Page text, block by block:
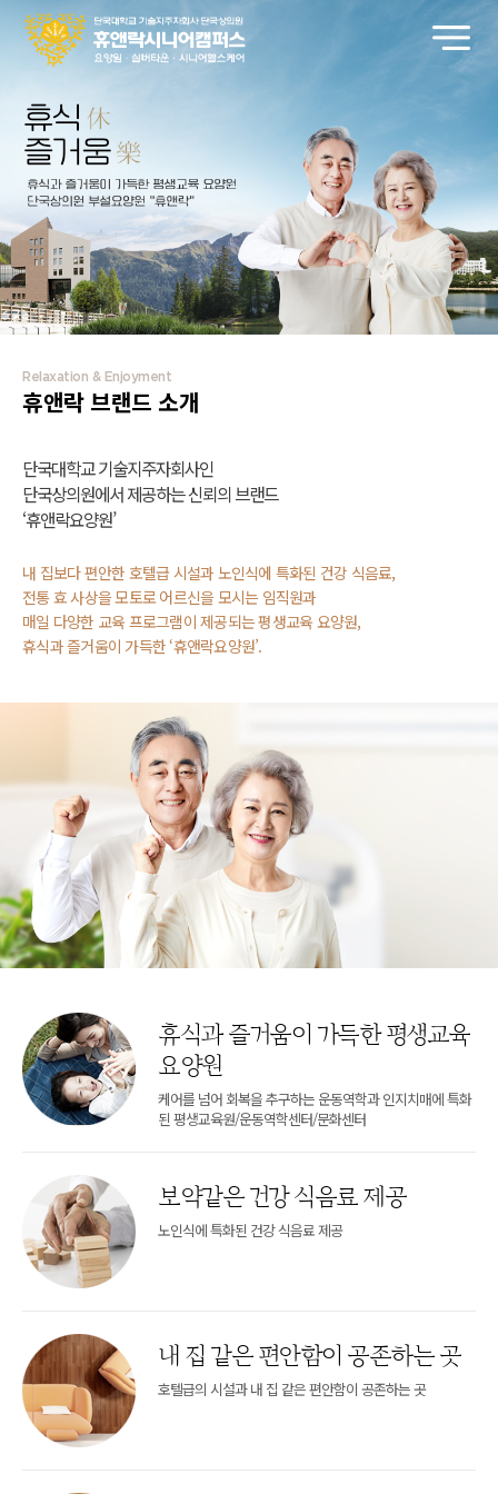
Relaxation & Enjoyment
휴앤락 브랜드 소개
단국대학교 기술지주자회사인
단국상의원에서 제공하는 신뢰의브랜드
‘휴앤락요양원’
내 집보다 편안한 호텔급 시설과 노인식에 특화된 건강 식음료,
전통 효 사상을 모토로 어르신을 모시는 임직원과
매일 다양한 교육 프로그램이 제공되는 평생교육 요양원,
휴식과 즐거움이 가득한 ‘휴앤락요양원’.
휴식과 즐거움이 가득한 평생교육
요양원
케어를 넘어 회복을 추구하는 운동역학과 인지치매에 특화
된 평생교육원/운동역학센터/문화센터
보약같은 건강 식음료 제공
노인식에 특화된 건강 식음료 제공
내 집 같은 편안함이 공존하는 곳
호텔급의 시설과 내 집 같은 편안함이 공존하는 곳